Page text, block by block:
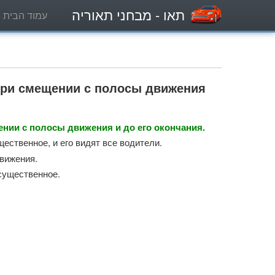
תאו - מבחני תאוריה עמוד הבית
смещении с полосы движения
с полосы движения и до его окончания.
и его видят все водители.